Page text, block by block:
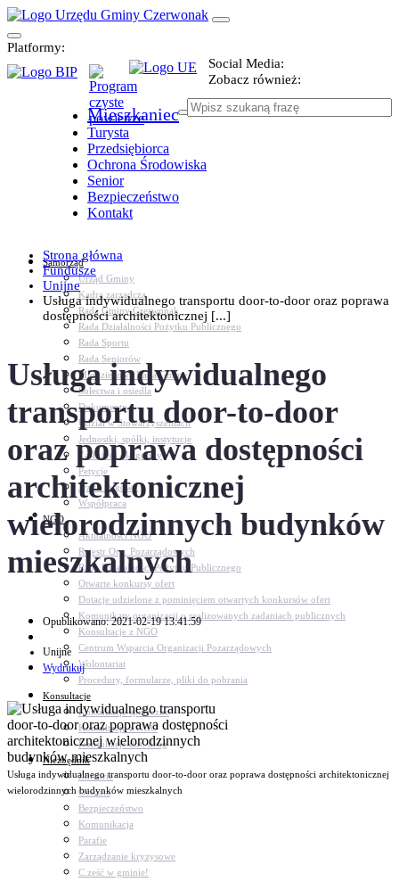
Platformy:
Social Media:
Zobacz również:
Mieszkaniec
Turysta
Przedsiębiorca
Ochrona Środowiska
Senior
Bezpieczeństwo
Kontakt
Samorząd
Urząd Gminy
Kadra zarządcza
Rada Gminy Czerwonak
Rada Działalności Pożytku Publicznego
Rada Sportu
Rada Seniorów
Młodzieżowa Rada Gminy
Sołectwa i osiedla
Dokumenty
Udział w Stowarzyszeniach
Jednostki, spółki, instytucje
Zasłużeni dla gminy
Petycje
Język migowy
Współpraca
NGO
Aktualności NGO
Rejestr Org. Pozarządowych
Rada Działalności Pożytku Publicznego
Otwarte konkursy ofert
Dotacje udzielone z pominięciem otwartych konkursów ofert
Komunikaty organizacji o realizowanych zadaniach publicznych
Konsultacje z NGO
Centrum Wsparcia Organizacji Pozarządowych
Wolontariat
Procedury, formularze, pliki do pobrania
Konsultacje
Konsultacje społeczne
Konsultacje z NGO
Konsultacje dot. dróg
Niezbędnik
Zdrowie
Oświata
Bezpieczeństwo
Komunikacja
Parafie
Zarządzanie kryzysowe
C.ześć w gminie!
Strona główna
Fundusze
Unijne
Usługa indywidualnego transportu door-to-door oraz poprawa
dostępności architektonicznej [...]
Usługa indywidualnego
transportu door-to-door
oraz poprawa dostępności
architektonicznej
wielorodzinnych budynków
mieszkalnych
Opublikowano: 2021-02-19 13:41:59
Unijne
Wydrukuj
Usługa indywidualnego transportu door-to-door oraz poprawa dostępności architektonicznej
wielorodzinnych budynków mieszkalnych